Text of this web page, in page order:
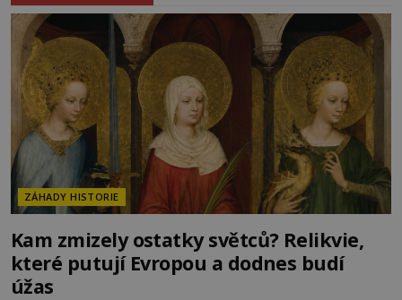
ZÁHADY HISTORIE
Kam zmizely ostatky světců? Relikvie,
které putují Evropou a dodnes budí
úžas